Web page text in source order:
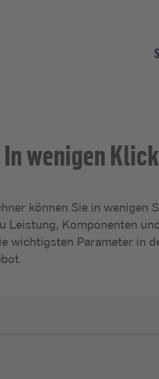
In wenigen
können Sie in
Leistung, Komponenten
wichtigsten Parameter in